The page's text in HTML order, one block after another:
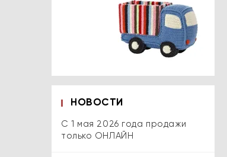
НОВОСТИ
С 1 мая 2026 года продажи
только ОНЛАЙН